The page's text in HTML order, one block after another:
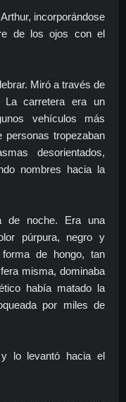
incorporándose
de los ojos con el
Miró a través de
La carretera era un
vehículos más
personas tropezaban
desorientados,
nombres hacia la
noche. Era una
púrpura, negro y
de hongo, tan
misma, dominaba
había matado la
por miles de
lo levantó hacia el